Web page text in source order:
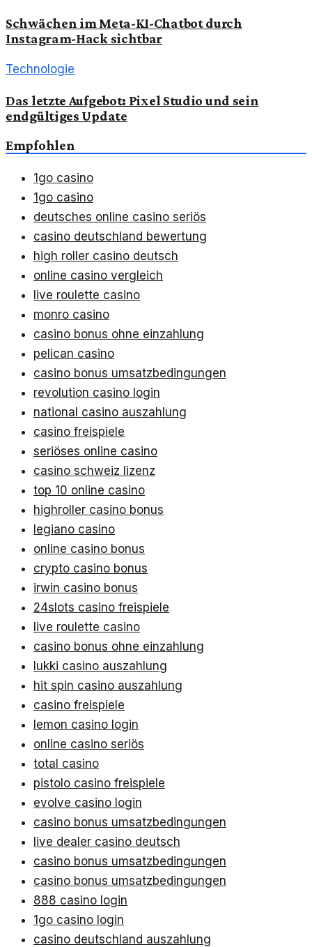
Schwächen im Meta-KI-Chatbot durch
Instagram-Hack sichtbar
Technologie
Das letzte Aufgebot: Pixel Studio und sein
endgültiges Update
Empfohlen
1go casino
1go casino
deutsches online casino seriös
casino deutschland bewertung
high roller casino deutsch
online casino vergleich
live roulette casino
monro casino
casino bonus ohne einzahlung
pelican casino
casino bonus umsatzbedingungen
revolution casino login
national casino auszahlung
casino freispiele
seriöses online casino
casino schweiz lizenz
top 10 online casino
highroller casino bonus
legiano casino
online casino bonus
crypto casino bonus
irwin casino bonus
24slots casino freispiele
live roulette casino
casino bonus ohne einzahlung
lukki casino auszahlung
hit spin casino auszahlung
casino freispiele
lemon casino login
online casino seriös
total casino
pistolo casino freispiele
evolve casino login
casino bonus umsatzbedingungen
live dealer casino deutsch
casino bonus umsatzbedingungen
casino bonus umsatzbedingungen
888 casino login
1go casino login
casino deutschland auszahlung